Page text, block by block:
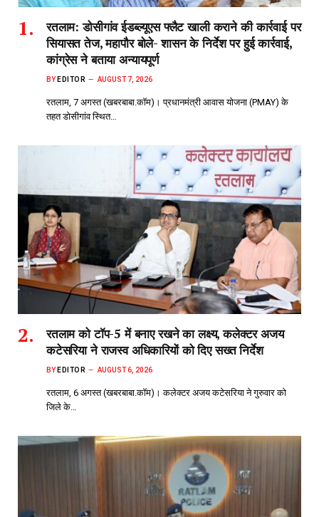
रतलाम: डोसीगांव ईडब्ल्यूएस फ्लैट खाली कराने की कार्रवाई पर
सियासत तेज, महापौर बोले- शासन के निर्देश पर हुई कार्रवाई,
कांग्रेस ने बताया अन्यायपूर्ण
BY EDITOR AUGUST 7, 2026
रतलाम, 7 अगस्त (खबरबाबा.कॉम)। प्रधानमंत्री आवास योजना (PMAY) के
तहत डोसीगांव स्थित…
रतलाम को टॉप-5 में बनाए रखने का लक्ष्य, कलेक्टर अजय
कटेसरिया ने राजस्व अधिकारियों को दिए सख्त निर्देश
BY EDITOR AUGUST 6, 2026
रतलाम, 6 अगस्त (खबरबाबा.कॉम)। कलेक्टर अजय कटेसरिया ने गुरुवार को
जिले के…